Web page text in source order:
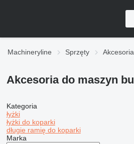
Machineryline Sprzęty
Akcesoria do maszyn
Kategoria
łyżki
łyżki do koparki
długie ramię do koparki
Marka